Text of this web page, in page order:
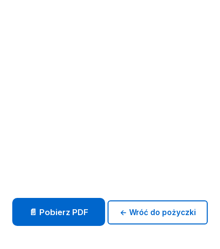
📄 Pobierz PDF ← Wróć do pożyczki